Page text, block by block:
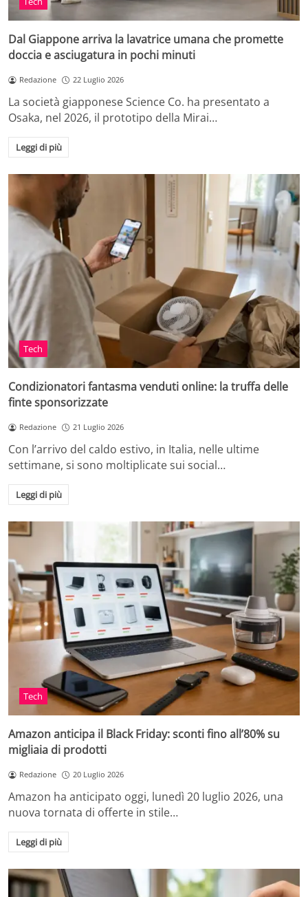
Dal Giappone arriva la lavatrice umana che promette
doccia e asciugatura in pochi minuti
Redazione 22 Luglio 2026
La società giapponese Science Co. ha presentato a
Osaka, nel 2026, il prototipo della Mirai…
Leggi di più
Tech
Condizionatori fantasma venduti online: la truffa delle
finte sponsorizzate
Redazione 21 Luglio 2026
Con l’arrivo del caldo estivo, in Italia, nelle ultime
settimane, si sono moltiplicate sui social…
Leggi di più
Tech
Amazon anticipa il Black Friday: sconti fino all’80% su
migliaia di prodotti
Redazione 20 Luglio 2026
Amazon ha anticipato oggi, lunedì 20 luglio 2026, una
nuova tornata di offerte in stile…
Leggi di più